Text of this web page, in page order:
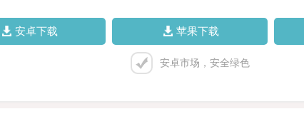
安卓下载 苹果下载
安卓市场，安全绿色